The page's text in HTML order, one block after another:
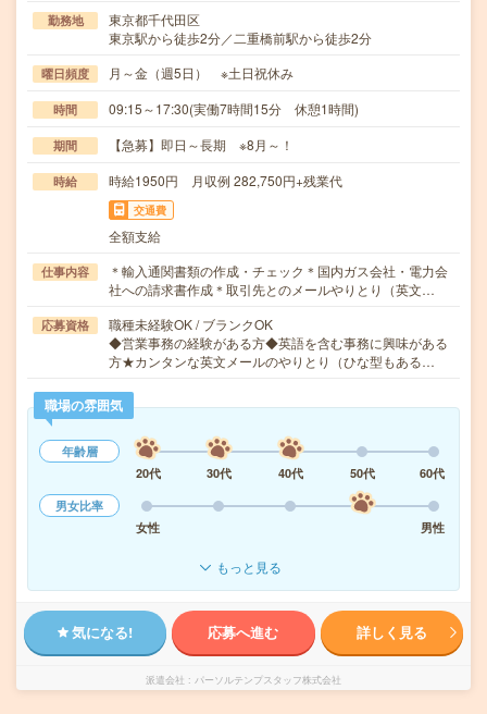
勤務地
東京都千代田区
東京駅から徒歩2分／二重橋前駅から徒歩2分
曜日頻度 月～金（週5日） ※土日祝休み
時間 09:15～17:30(実働7時間15分 休憩1時間)
期間 【急募】即日～長期 ※8月～！
時給 時給1950円 月収例 282,750円+残業代
交通費
全額支給
仕事内容
＊輸入通関書類の作成・チェック＊国内ガス会社・電力会
社への請求書作成＊取引先とのメールやりとり（英文…
応募資格
職種未経験OK / ブランクOK
◆営業事務の経験がある方◆英語を含む事務に興味がある
方★カンタンな英文メールのやりとり（ひな型もある…
職場の雰囲気
年齢層
20代
30代 40代 50代
60代
男女比率
女性
男性
もっと見る
気になる! 応募へ進む 詳しく見る
派遣会社 パーソルテンプスタッフ株式会社